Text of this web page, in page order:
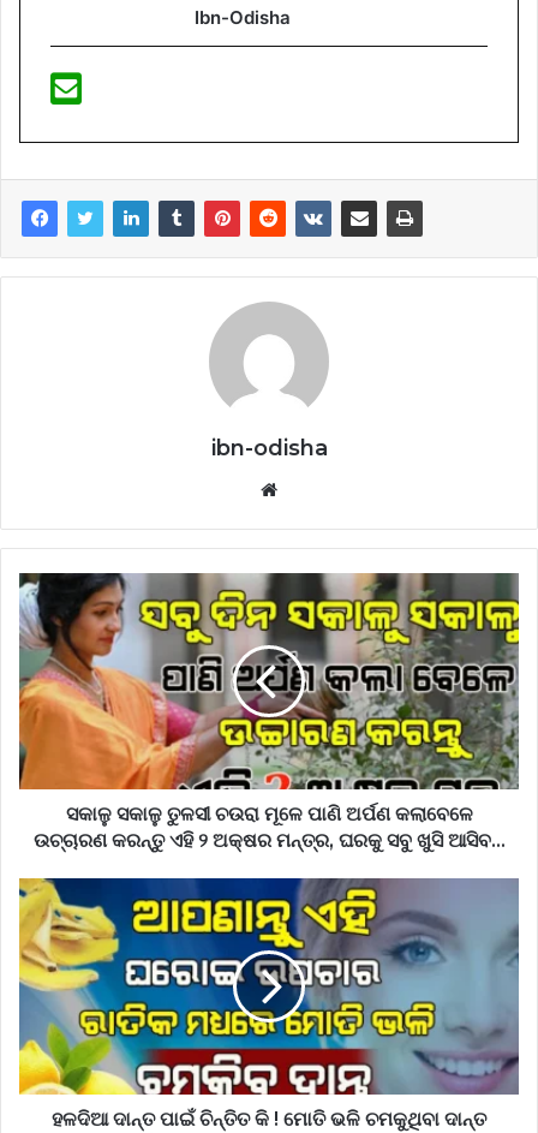
Ibn-Odisha
ibn-odisha
Website
ସକାଳୁ ସକାଳୁ ତୁଳସୀ ଚଉରା ମୂଳେ ପାଣି ଅର୍ପଣ କଲାବେଳେ
ଉଚ୍ଚାରଣ କରନ୍ତୁ ଏହି ୨ ଅକ୍ଷର ମନ୍ତ୍ର, ଘରକୁ ସବୁ ଖୁସି ଆସିବ…
ହଳଦିଆ ଦାନ୍ତ ପାଇଁ ଚିନ୍ତିତ କି ! ମୋତି ଭଳି ଚମକୁଥିବା ଦାନ୍ତ